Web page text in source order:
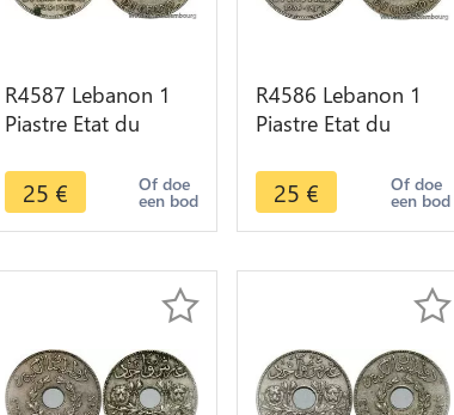
R4587 Lebanon 1
Piastre Etat du
Paris -> Make offer
25 € Of doe
een bod
R4586 Lebanon 1
Piastre Etat du
Paris -> Make offer
25 € Of doe
een bod